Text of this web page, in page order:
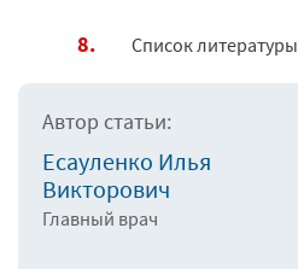
Список литературы
Автор статьи:
Есауленко Илья
Викторович
Главный врач